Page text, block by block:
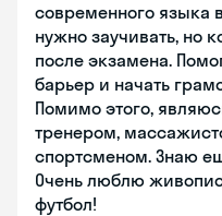
современного языка
нужно заучивать, но
после экзамена.
барьер и начать
Помимо этого,
тренером,
спортсменом. Знаю
Очень люблю
футбол!